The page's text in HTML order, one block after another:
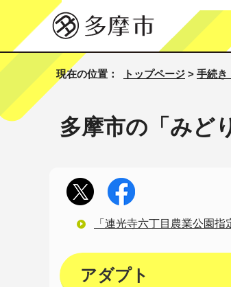
現在の位置： トップページ > 手続き
多摩市の「みど
「連光寺六丁目農業公園
アダプト